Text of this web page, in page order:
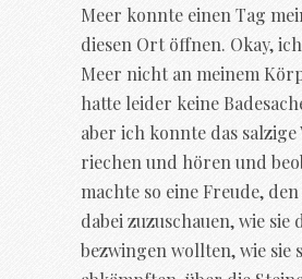
Meer konnte einen Tag
diesen Ort öffnen. Okay,
Meer nicht an meinem
hatte leider keine
aber ich konnte das salzige
riechen und hören und
machte so eine Freude,
dabei zuzuschauen, wie sie
bezwingen wollten, wie sie